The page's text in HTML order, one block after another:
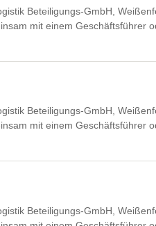
Beteiligungs-GmbH,
mit einem Geschäftsführer
Beteiligungs-GmbH,
mit einem Geschäftsführer
Beteiligungs-GmbH,